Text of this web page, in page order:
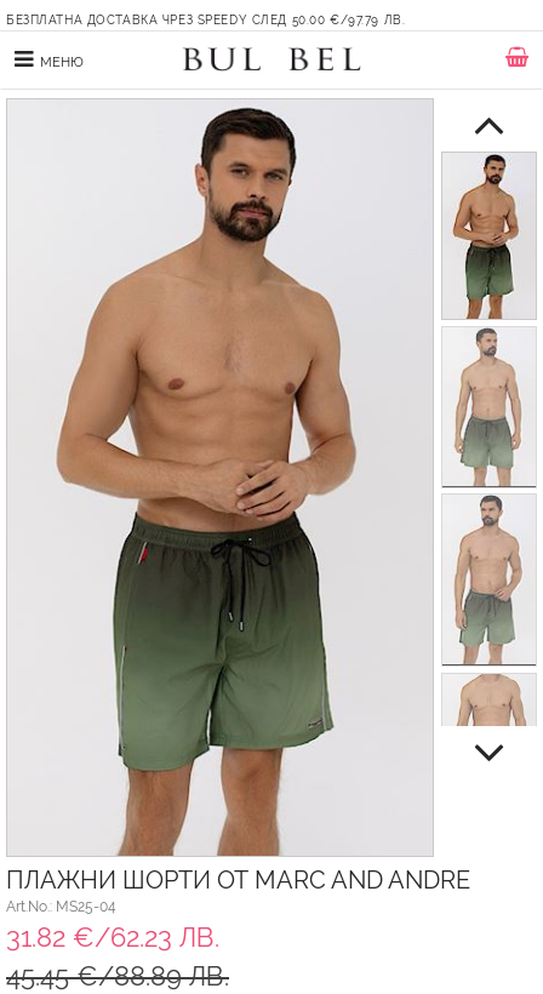
БЕЗПЛАТНА ДОСТАВКА ЧРЕЗ SPEEDY СЛЕД 50.00 €/97.79 ЛВ.
МЕНЮ
ПЛАЖНИ ШОРТИ ОТ MARC AND ANDRE
Art.No.: MS25-04
31.82 €/62.23 ЛВ.
45.45 €/88.89 ЛВ.